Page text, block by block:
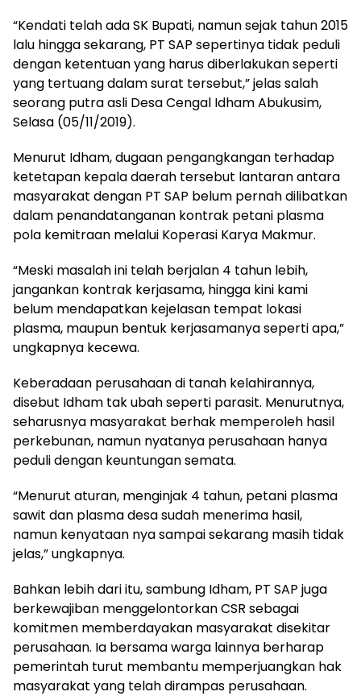
“Kendati telah ada SK Bupati, namun sejak tahun 2015
lalu hingga sekarang, PT SAP sepertinya tidak peduli
dengan ketentuan yang harus diberlakukan seperti
yang tertuang dalam surat tersebut,” jelas salah
seorang putra asli Desa Cengal Idham Abukusim,
Selasa (05/11/2019).
Menurut Idham, dugaan pengangkangan terhadap
ketetapan kepala daerah tersebut lantaran antara
masyarakat dengan PT SAP belum pernah dilibatkan
dalam penandatanganan kontrak petani plasma
pola kemitraan melalui Koperasi Karya Makmur.
“Meski masalah ini telah berjalan 4 tahun lebih,
jangankan kontrak kerjasama, hingga kini kami
belum mendapatkan kejelasan tempat lokasi
plasma, maupun bentuk kerjasamanya seperti apa,”
ungkapnya kecewa.
Keberadaan perusahaan di tanah kelahirannya,
disebut Idham tak ubah seperti parasit. Menurutnya,
seharusnya masyarakat berhak memperoleh hasil
perkebunan, namun nyatanya perusahaan hanya
peduli dengan keuntungan semata.
“Menurut aturan, menginjak 4 tahun, petani plasma
sawit dan plasma desa sudah menerima hasil,
namun kenyataan nya sampai sekarang masih tidak
jelas,” ungkapnya.
Bahkan lebih dari itu, sambung Idham, PT SAP juga
berkewajiban menggelontorkan CSR sebagai
komitmen memberdayakan masyarakat disekitar
perusahaan. Ia bersama warga lainnya berharap
pemerintah turut membantu memperjuangkan hak
masyarakat yang telah dirampas perusahaan.